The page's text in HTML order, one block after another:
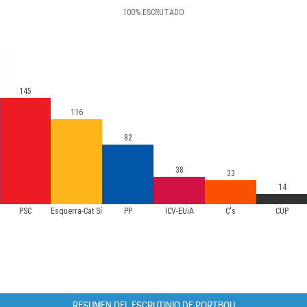
100% ESCRUTADO
PSC Esquerra-Cat Sí PP ICV-EUiA C's CUP
145
116
82
38
33
14